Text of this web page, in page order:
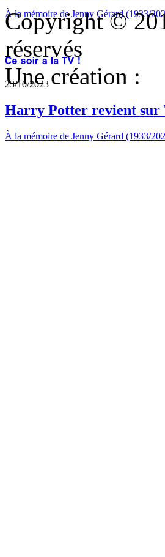
À la mémoire de Jenny Gérard (1933/
23/10/2023
Harry Potter revient sur
À la mémoire de Jenny Gérard (1933/
Copyright ©
réservés
Une création :